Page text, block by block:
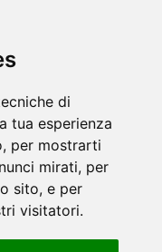
di
tua esperienza
per mostrarti
mirati, per
sito, e per
visitatori.